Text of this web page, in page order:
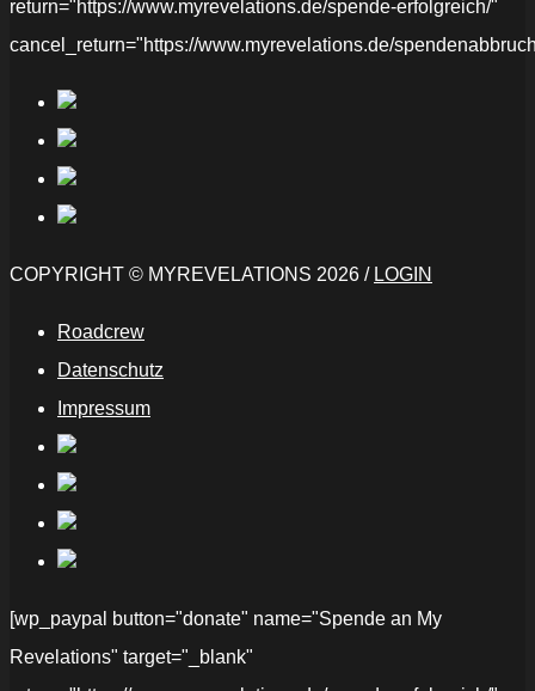
return="https://www.myrevelations.de/spende-erfolgreich/"
cancel_return="https://www.myrevelations.de/
COPYRIGHT © MYREVELATIONS 2026 / LOGIN
Roadcrew
Datenschutz
Impressum
[wp_paypal button="donate" name="Spende an My
Revelations" target="_blank"